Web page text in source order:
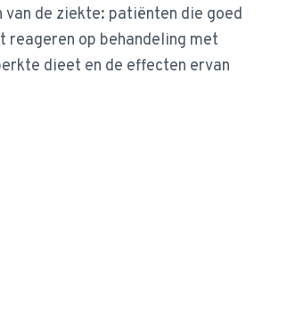
de ziekte: patiënten die goed
reageren op behandeling met
dieet en de effecten ervan